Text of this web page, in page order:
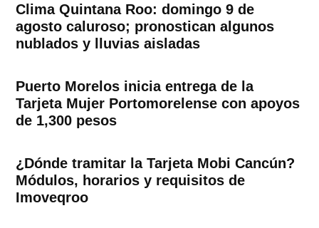
Clima Quintana Roo: domingo 9 de
agosto caluroso; pronostican algunos
nublados y lluvias aisladas
Puerto Morelos inicia entrega de la
Tarjeta Mujer Portomorelense con apoyos
de 1,300 pesos
¿Dónde tramitar la Tarjeta Mobi Cancún?
Módulos, horarios y requisitos de
Imoveqroo